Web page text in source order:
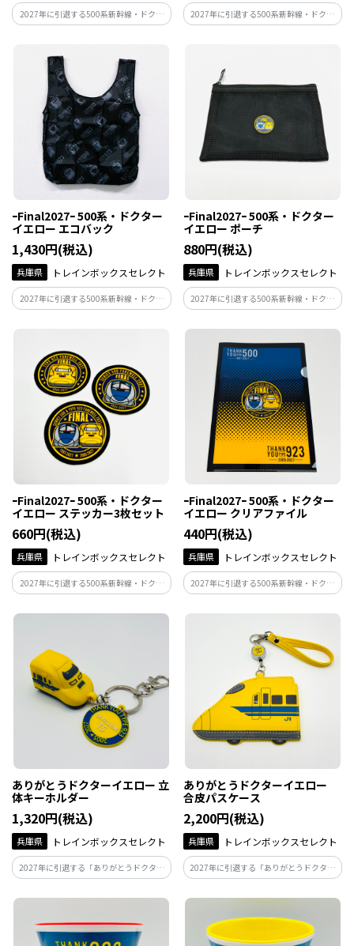
2027年に引退する500系新幹線・ドクタ
ーイエローの記念グッズ♪
2027年に引退する500系新幹線・ドクタ
ーイエローの記念グッズ♪
ｰFinal2027ｰ 500系・ドクター
イエロー エコバック
1,430円(税込)
兵庫県 トレインボックスセレクト
2027年に引退する500系新幹線・ドクタ
ーイエローの記念グッズ♪
ｰFinal2027ｰ 500系・ドクター
イエロー ポーチ
880円(税込)
兵庫県 トレインボックスセレクト
2027年に引退する500系新幹線・ドクタ
ーイエローの記念グッズ♪
ｰFinal2027ｰ 500系・ドクター
イエロー ステッカー3枚セット
660円(税込)
兵庫県 トレインボックスセレクト
2027年に引退する500系新幹線・ドクタ
ーイエローの記念グッズ♪
ｰFinal2027ｰ 500系・ドクター
イエロー クリアファイル
440円(税込)
兵庫県 トレインボックスセレクト
2027年に引退する500系新幹線・ドクタ
ーイエローの記念グッズ♪
ありがとうドクターイエロー 立
体キーホルダー
1,320円(税込)
兵庫県 トレインボックスセレクト
2027年に引退する「ありがとうドクター
イエロー」シリーズ♪
ありがとうドクターイエロー
合皮パスケース
2,200円(税込)
兵庫県 トレインボックスセレクト
2027年に引退する「ありがとうドクター
イエロー」シリーズ♪